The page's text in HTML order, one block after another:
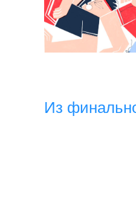
Из